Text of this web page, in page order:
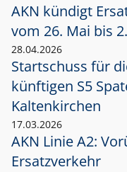
AKN kündigt
vom 26. Mai bis
28.04.2026
Startschuss für
künftigen S5
Kaltenkirchen
17.03.2026
AKN Linie A2:
Ersatzverkehr